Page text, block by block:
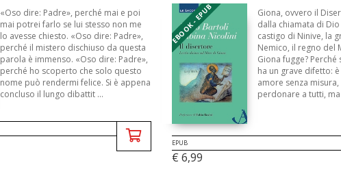
«Oso dire: Padre», perché mai e poi
mai potrei farlo se lui stesso non me
lo avesse chiesto. «Oso dire: Padre»,
perché il mistero dischiuso da questa
parola è immenso. «Oso dire: Padre»,
perché ho scoperto che solo questo
nome può rendermi felice. Si è appena
concluso il lungo dibattit ...
EBOOK - EPUB
Giona, ovvero il
dalla chiamata di
castigo di Ninive, la
Nemico, il regno del
Giona fugge? Perché
ha un grave difetto:
amore senza misura,
perdonare a tutti,
EPUB
€ 6,99